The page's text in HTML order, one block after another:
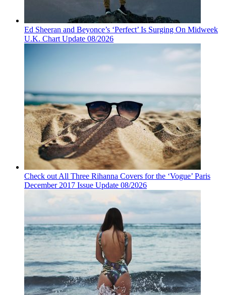
Ed Sheeran and Beyonce’s ‘Perfect’ Is Surging On Midweek
U.K. Chart Update 08/2026
Check out All Three Rihanna Covers for the ‘Vogue’ Paris
December 2017 Issue Update 08/2026